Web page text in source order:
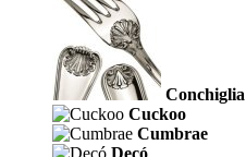
Conchiglia
Cuckoo
Cumbrae
Decó